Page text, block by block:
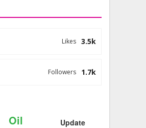
3.5k
Likes
1.7k
Followers